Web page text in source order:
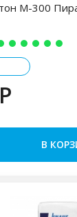
М-300
В